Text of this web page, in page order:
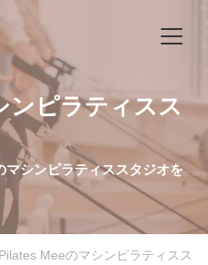
ンピラティスス
マシンピラティススタジオを
Pilates Meeのマシンピラティスス